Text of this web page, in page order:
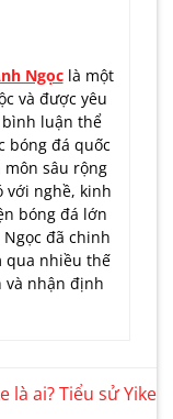
Ngọclà một
và được yêu
luận thể
bóng đá quốc
môn sâu rộng
với nghề, kinh
bóng đá lớn
đã chinh
qua nhiều thế
và nhận định
là ai? Tiểu sử Yike